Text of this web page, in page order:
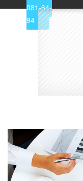
081-64-
94